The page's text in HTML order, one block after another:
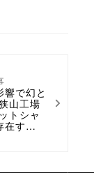
響で幻と
山工場
トシャ
在す…